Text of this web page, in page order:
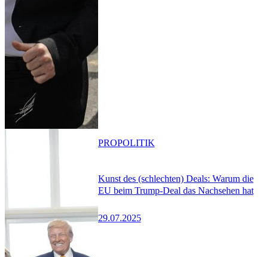
Kunst des (schlechten) Deals: Warum die
EU beim Trump-Deal das Nachsehen hat
29.07.2025
PROPOLITIK